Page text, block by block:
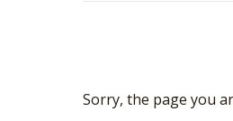
Sorry, the page you